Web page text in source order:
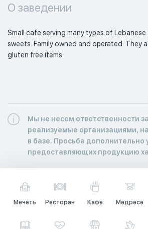
О заведении
Small cafe serving many types of
sweets. Family owned and operated. They
gluten free items.
Мы не несем ответственности
реализуемые организациями,
в базе. Просьба дополнительно
предоставляющих продукцию
Мечеть Ресторан Кафе Медресе